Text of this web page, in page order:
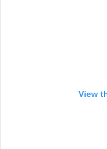
View